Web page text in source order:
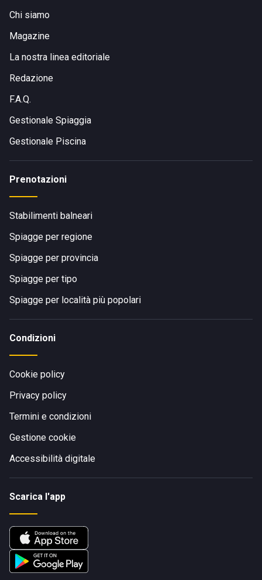
Chi siamo
Magazine
La nostra linea editoriale
Redazione
F.A.Q.
Gestionale Spiaggia
Gestionale Piscina
Prenotazioni
Stabilimenti balneari
Spiagge per regione
Spiagge per provincia
Spiagge per tipo
Spiagge per località più popolari
Condizioni
Cookie policy
Privacy policy
Termini e condizioni
Gestione cookie
Accessibilità digitale
Scarica l'app